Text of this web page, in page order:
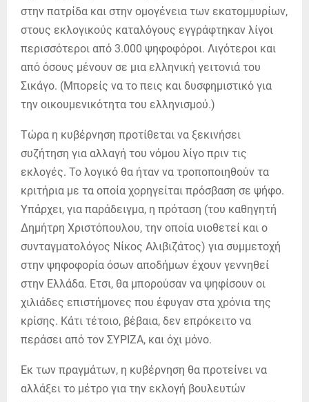
στην πατρίδα και στην ομογένεια των εκατομμυρίων,
στους εκλογικούς καταλόγους εγγράφτηκαν λίγοι
περισσότεροι από 3.000 ψηφοφόροι. Λιγότεροι και
από όσους μένουν σε μια ελληνική γειτονιά του
Σικάγο. (Μπορείς να το πεις και δυσφημιστικό για
την οικουμενικότητα του ελληνισμού.)
Τώρα η κυβέρνηση προτίθεται να ξεκινήσει
συζήτηση για αλλαγή του νόμου λίγο πριν τις
εκλογές. Το λογικό θα ήταν να τροποποιηθούν τα
κριτήρια με τα οποία χορηγείται πρόσβαση σε ψήφο.
Υπάρχει, για παράδειγμα, η πρόταση (του καθηγητή
Δημήτρη Χριστόπουλου, την οποία υιοθετεί και ο
συνταγματολόγος Νίκος Αλιβιζάτος) για συμμετοχή
στην ψηφοφορία όσων αποδήμων έχουν γεννηθεί
στην Ελλάδα. Ετσι, θα μπορούσαν να ψηφίσουν οι
χιλιάδες επιστήμονες που έφυγαν στα χρόνια της
κρίσης. Κάτι τέτοιο, βέβαια, δεν επρόκειτο να
περάσει από τον ΣΥΡΙΖΑ, και όχι μόνο.
Εκ των πραγμάτων, η κυβέρνηση θα προτείνει να
αλλάξει το μέτρο για την εκλογή βουλευτών